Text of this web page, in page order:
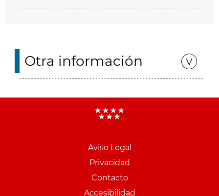
Otra información
Aviso Legal
Privacidad
Contacto
Accesibilidad